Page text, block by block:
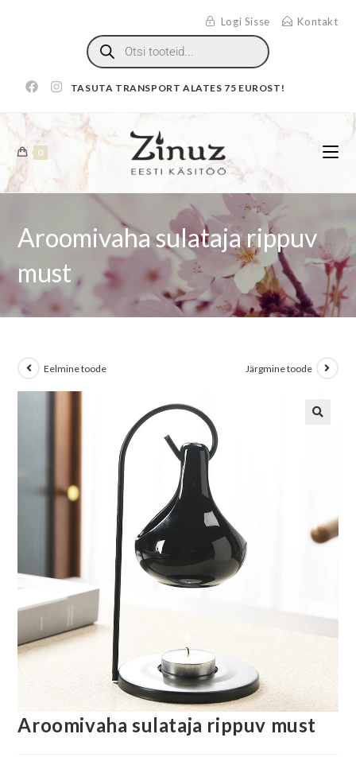
Logi Sisse Kontakt
TASUTA TRANSPORT ALATES 75 EUROST!
0
Aroomivaha sulataja rippuv
must
Eelmine toode Järgmine toode
Aroomivaha sulataja rippuv must